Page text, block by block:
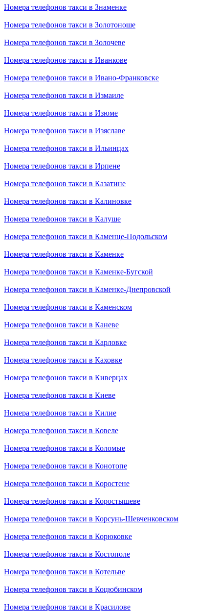
Номера телефонов такси в Знаменке
Номера телефонов такси в Золотоноше
Номера телефонов такси в Золочеве
Номера телефонов такси в Иванкове
Номера телефонов такси в Ивано-Франковске
Номера телефонов такси в Измаиле
Номера телефонов такси в Изюме
Номера телефонов такси в Изяславе
Номера телефонов такси в Ильинцах
Номера телефонов такси в Ирпене
Номера телефонов такси в Казатине
Номера телефонов такси в Калиновке
Номера телефонов такси в Калуше
Номера телефонов такси в Каменце-Подольском
Номера телефонов такси в Каменке
Номера телефонов такси в Каменке-Бугской
Номера телефонов такси в Каменке-Днепровской
Номера телефонов такси в Каменском
Номера телефонов такси в Каневе
Номера телефонов такси в Карловке
Номера телефонов такси в Каховке
Номера телефонов такси в Киверцах
Номера телефонов такси в Киеве
Номера телефонов такси в Килие
Номера телефонов такси в Ковеле
Номера телефонов такси в Коломые
Номера телефонов такси в Конотопе
Номера телефонов такси в Коростене
Номера телефонов такси в Коростышеве
Номера телефонов такси в Корсунь-Шевченковском
Номера телефонов такси в Корюковке
Номера телефонов такси в Костополе
Номера телефонов такси в Котельве
Номера телефонов такси в Коцюбинском
Номера телефонов такси в Красилове